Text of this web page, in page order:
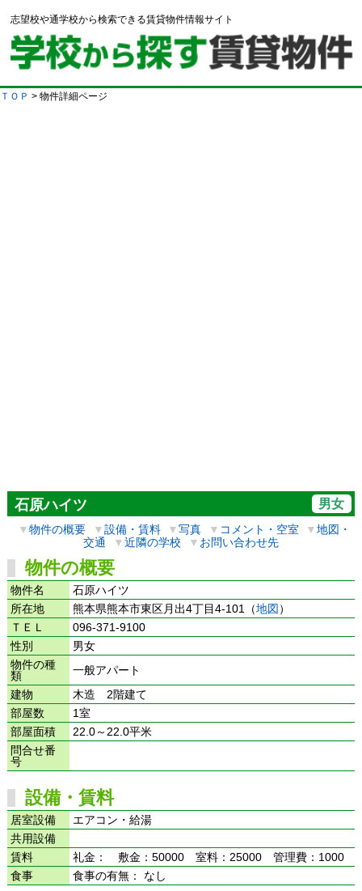
志望校や通学校から検索できる賃貸物件情報サイト
ＴＯＰ > 物件詳細ページ
石原ハイツ 男女
▼物件の概要 ▼設備・賃料 ▼写真 ▼ コメント・空室 ▼地図・
交通
▼近隣の学校 ▼ お問い合わせ先
物件の概要
物件名
石原ハイツ
所在地
熊本県熊本市東区月出4丁目4-101（地図 ）
ＴＥＬ
096-371-9100
性別
男女
物件の種
類
一般アパート
建物
木造 2階建て
部屋数
1室
部屋面積
22.0～22.0平米
問合せ番
号
設備・賃料
居室設備
エアコン・給湯
共用設備
賃料
礼金： 敷金：50000 室料：25000 管理費：1000
食事
食事の有無： なし